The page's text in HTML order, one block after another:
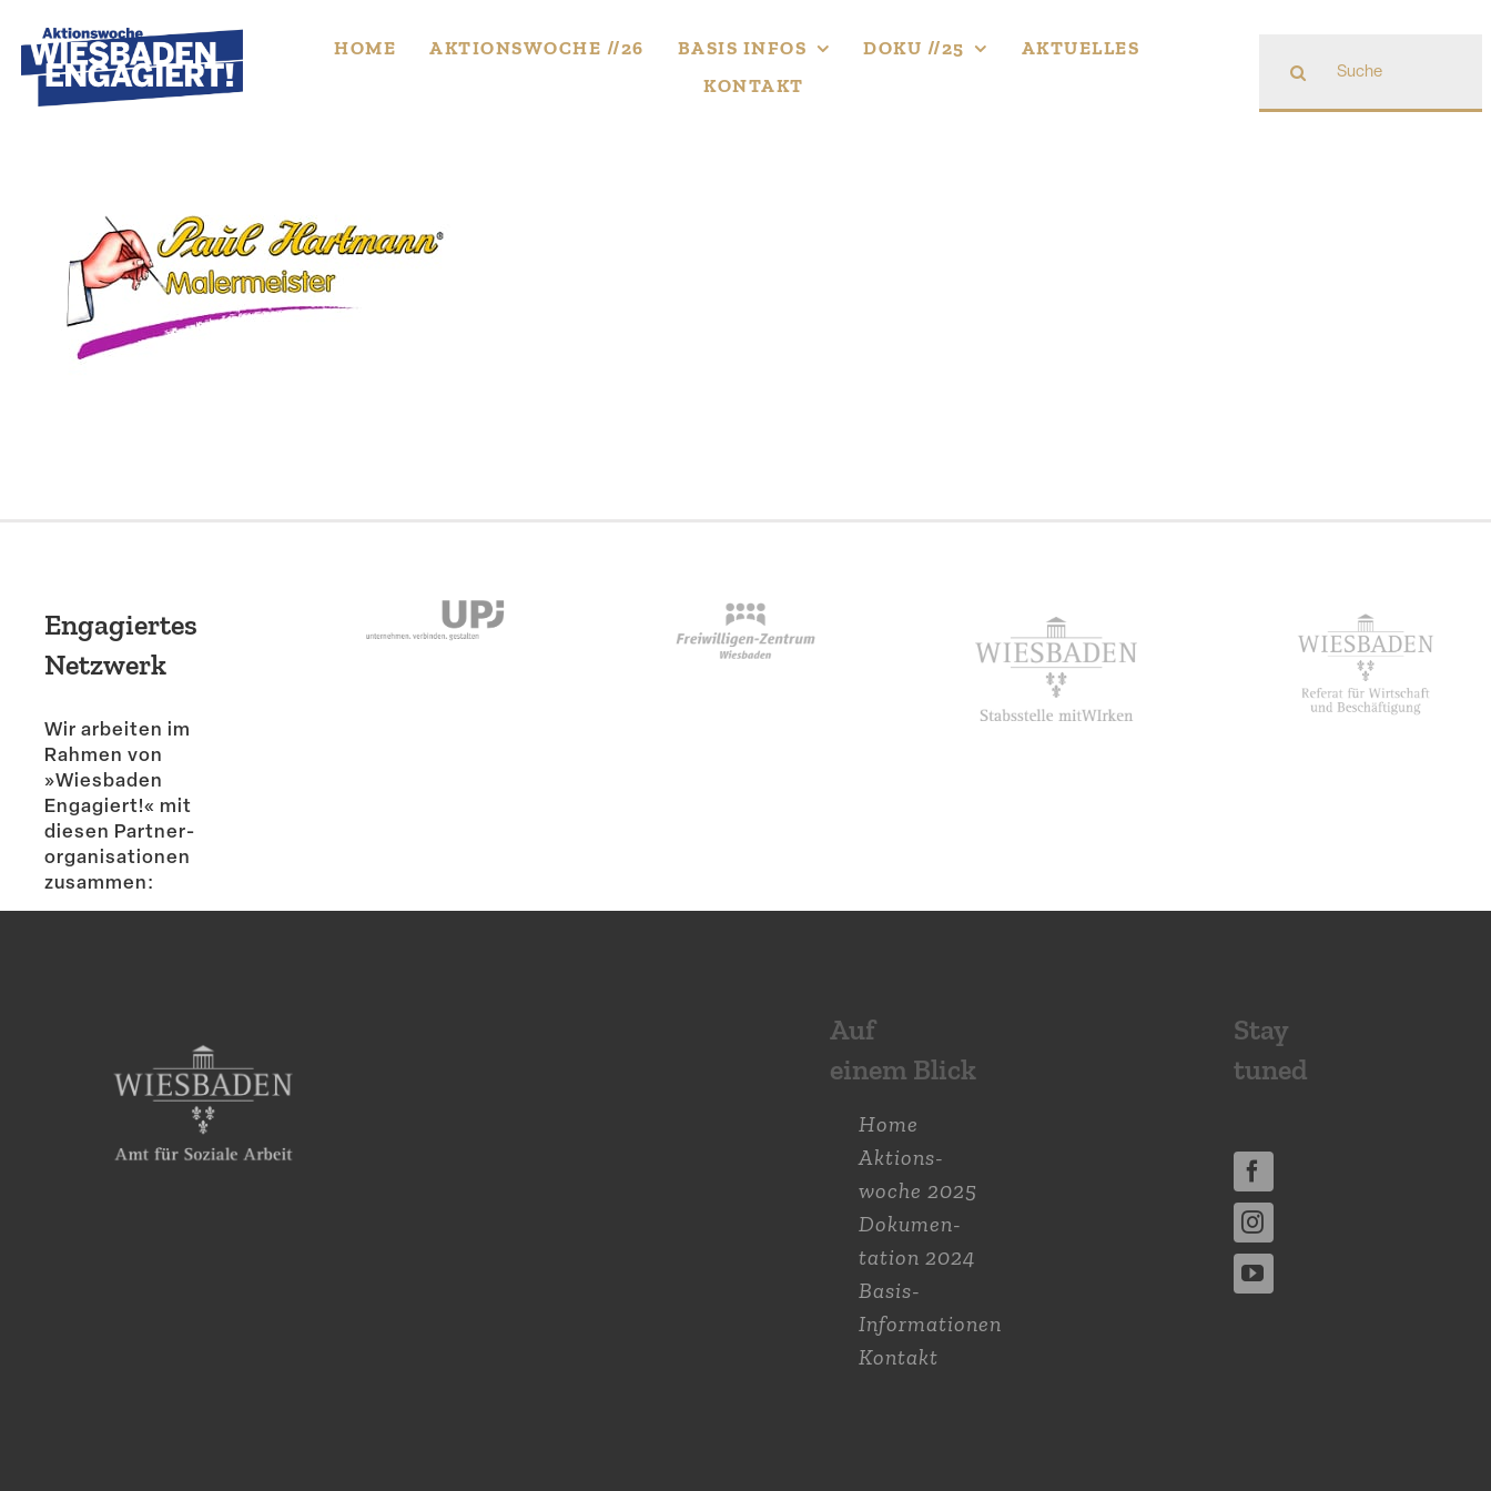
to
content
HOME AKTIONS­WOCHE //26 BASIS INFOS DOKU //25
AKTUELLES
KONTAKT
nach:
Engagiertes
Netzwerk
Wir arbeiten im
Rahmen von
»Wiesbaden
Engagiert!« mit
diesen Partner­
or­ga­ni­sa­tionen
zusammen:
Auf
einem Blick
Home
Aktions­
woche 2025
Dokumen­
tation 2024
Basis-
Informationen
Kontakt
Stay
tuned